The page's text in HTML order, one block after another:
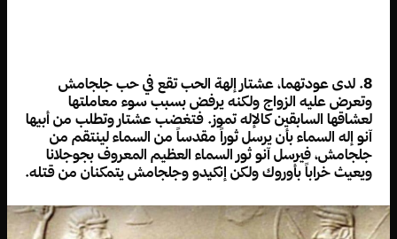
8. لدى عودتهما، عشتار إلهة الحب تقع في حب جلجامش
وتعرض عليه الزواج ولكنه يرفض بسبب سوء معاملتها
لعشاقها السابقين كالإله تموز. فتغضب عشتار وتطلب من أبيها
آنو إله السماء بأن يرسل ثوراً مقدساً من السماء لينتقم من
جلجامش، فيرسل آنو ثور السماء العظيم المعروف بجوجلانا
ويعيث خراباً بأوروك ولكن إنكيدو وجلجامش يتمكنان من قتله.